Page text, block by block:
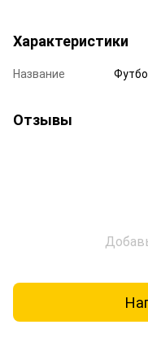
Характеристики
Название
Отзывы